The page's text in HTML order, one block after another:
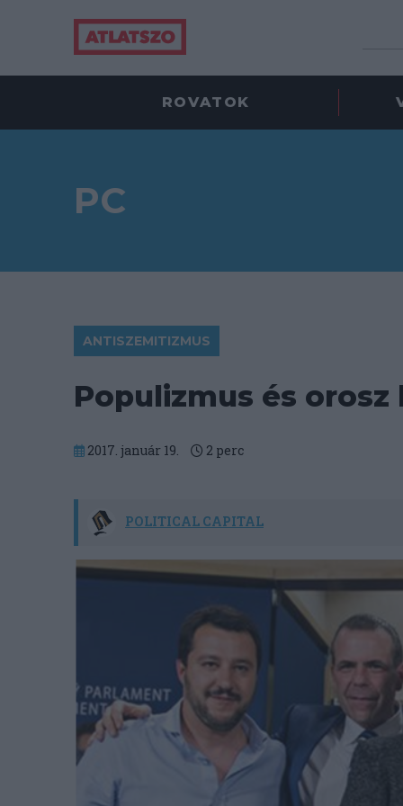
ROVATOK
PC
ANTISZEMITIZMUS
Populizmus és
2017. január 19. 2 perc
POLITICAL CAPITAL